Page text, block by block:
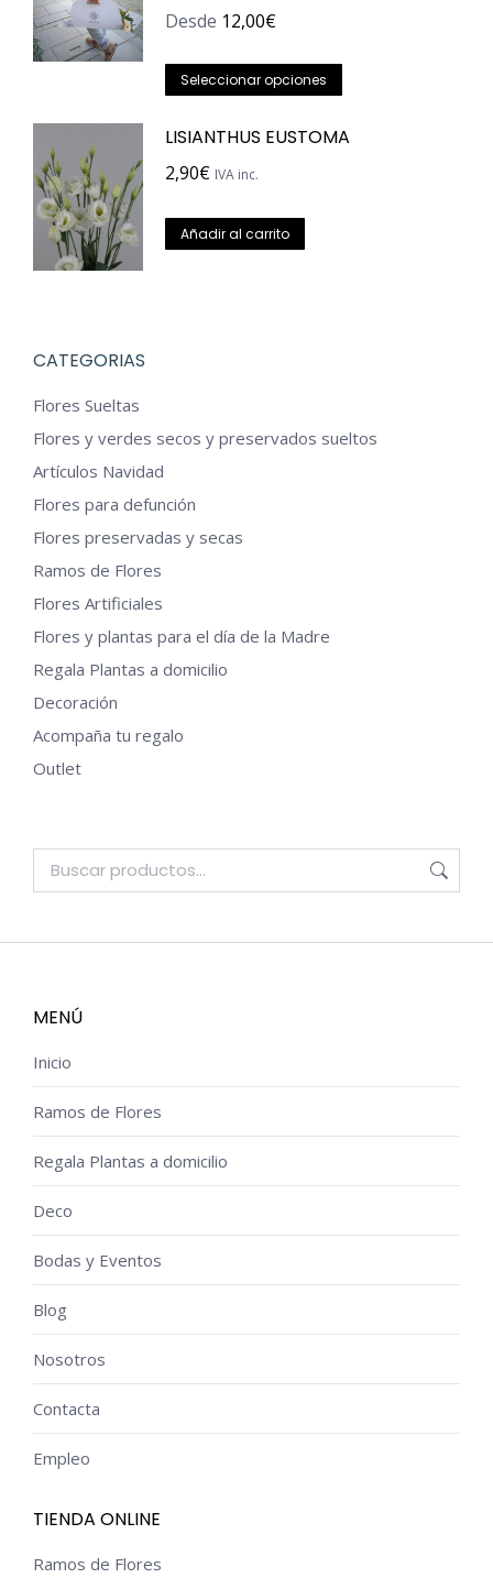
en
Desde 12,00€
Seleccionar opciones
tiene
página
LISIANTHUS EUSTOMA
2,90€ IVA inc.
Añadir al carrito
CATEGORIAS
Flores Sueltas
Flores y verdes secos y preservados sueltos
Artículos Navidad
Flores para defunción
Flores preservadas y secas
Ramos de Flores
Flores Artificiales
Flores y plantas para el día de la Madre
Regala Plantas a domicilio
Decoración
Acompaña tu regalo
Outlet
MENÚ
Inicio
Ramos de Flores
Regala Plantas a domicilio
Deco
Bodas y Eventos
Blog
Nosotros
Contacta
Empleo
TIENDA ONLINE
Ramos de Flores